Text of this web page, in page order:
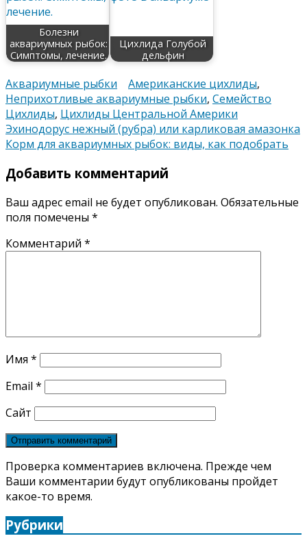
Болезни
аквариумных рыбок:
Симптомы, лечение.
Цихлида Голубой
дельфин
Аквариумные рыбки Американские цихлиды,
Неприхотливые аквариумные рыбки, Семейство
Цихлиды, Цихлиды Центральной Америки
Навигация
по
записям
Эхинодорус нежный (рубра) или карликовая амазонка
Корм для аквариумных рыбок: виды, как подобрать
Добавить комментарий
Ваш адрес email не будет опубликован. Обязательные
поля помечены *
Комментарий *
Имя *
Email *
Сайт
Проверка комментариев включена. Прежде чем
Ваши комментарии будут опубликованы пройдет
какое-то время.
Рубрики